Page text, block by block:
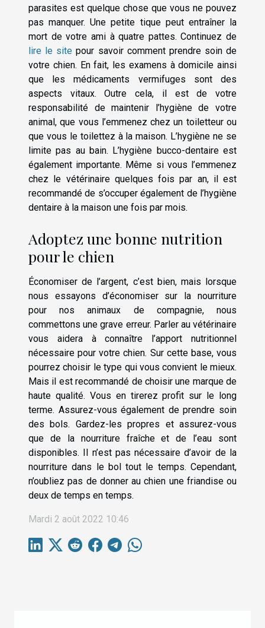
parasites est quelque chose que vous ne pouvez
pas manquer. Une petite tique peut entraîner la
mort de votre ami à quatre pattes. Continuez de
lire le site pour savoir comment prendre soin de
votre chien. En fait, les examens à domicile ainsi
que les médicaments vermifuges sont des
aspects vitaux. Outre cela, il est de votre
responsabilité de maintenir l’hygiène de votre
animal, que vous l’emmenez chez un toiletteur ou
que vous le toilettez à la maison. L’hygiène ne se
limite pas au bain. L’hygiène bucco-dentaire est
également importante. Même si vous l’emmenez
chez le vétérinaire quelques fois par an, il est
recommandé de s’occuper également de l’hygiène
dentaire à la maison une fois par mois.
Adoptez une bonne nutrition
pour le chien
Économiser de l’argent, c’est bien, mais lorsque
nous essayons d’économiser sur la nourriture
pour nos animaux de compagnie, nous
commettons une grave erreur. Parler au vétérinaire
vous aidera à connaître l’apport nutritionnel
nécessaire pour votre chien. Sur cette base, vous
pourrez choisir le type qui vous convient le mieux.
Mais il est recommandé de choisir une marque de
haute qualité. Vous en tirerez profit sur le long
terme. Assurez-vous également de prendre soin
des bols. Gardez-les propres et assurez-vous
que de la nourriture fraîche et de l’eau sont
disponibles. Il n’est pas nécessaire d’avoir de la
nourriture dans le bol tout le temps. Cependant,
n’oubliez pas de donner au chien une friandise ou
deux de temps en temps.
Mardi 2 août 2022 10:46